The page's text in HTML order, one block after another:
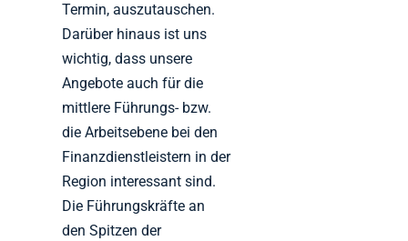
Termin, auszutauschen.
Darüber hinaus ist uns
wichtig, dass unsere
Angebote auch für die
mittlere Führungs- bzw.
die Arbeitsebene bei den
Finanzdienstleistern in der
Region interessant sind.
Die Führungskräfte an
den Spitzen der